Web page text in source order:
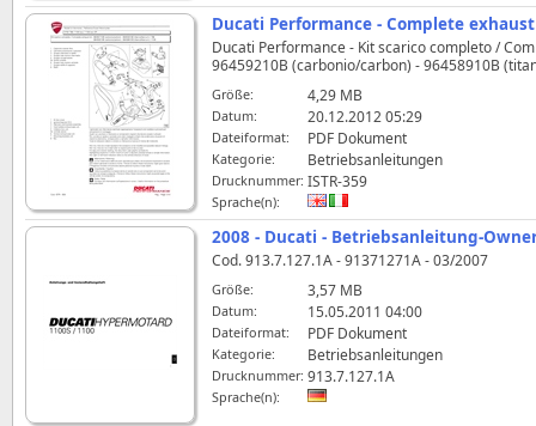
Ducati Performance - Complete
Ducati Performance - Kit scarico completo /
96459210B (carbonio/carbon) - 96458910B
Größe: 4,29 MB
Datum: 20.12.2012 05:29
Dateiformat: PDF Dokument
Kategorie: Betriebsanleitungen
Drucknummer: ISTR-359
Sprache(n):
2008 - Ducati - Betriebsanleitung-
Cod. 913.7.127.1A - 91371271A - 03/2007
Größe: 3,57 MB
Datum: 15.05.2011 04:00
Dateiformat: PDF Dokument
Kategorie: Betriebsanleitungen
Drucknummer: 913.7.127.1A
Sprache(n):